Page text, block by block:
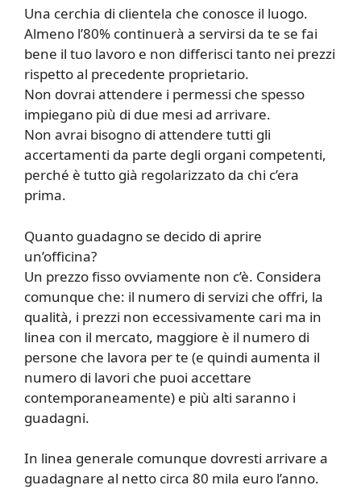
Una cerchia di clientela che conosce il luogo.
Almeno l’80% continuerà a servirsi da te se fai
bene il tuo lavoro e non differisci tanto nei prezzi
rispetto al precedente proprietario.
Non dovrai attendere i permessi che spesso
impiegano più di due mesi ad arrivare.
Non avrai bisogno di attendere tutti gli
accertamenti da parte degli organi competenti,
perché è tutto già regolarizzato da chi c’era
prima.
Quanto guadagno se decido di aprire
un’officina?
Un prezzo fisso ovviamente non c’è. Considera
comunque che: il numero di servizi che offri, la
qualità, i prezzi non eccessivamente cari ma in
linea con il mercato, maggiore è il numero di
persone che lavora per te (e quindi aumenta il
numero di lavori che puoi accettare
contemporaneamente) e più alti saranno i
guadagni.
In linea generale comunque dovresti arrivare a
guadagnare al netto circa 80 mila euro l’anno.